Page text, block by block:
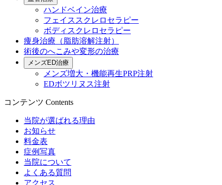
ハンドベイン治療
フェイススクレロセラピー
ボディスクレロセラピー
痩身治療（脂肪溶解注射）
術後のへこみや変形の治療
メンズED治療
メンズ増大・機能再生PRP注射
EDボツリヌス注射
コンテンツ Contents
当院が選ばれる理由
お知らせ
料金表
症例写真
当院について
よくある質問
アクセス